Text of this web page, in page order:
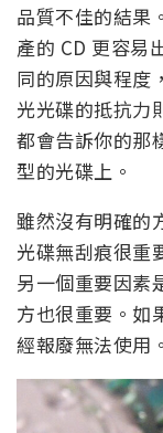
品質不佳的結果
產的 CD 更容易
同的原因與程度
光光碟的抵抗力
都會告訴你的那
型的光碟上。
雖然沒有明確的
光碟無刮痕很重
另一個重要因素
方也很重要。如
經報廢無法使用。